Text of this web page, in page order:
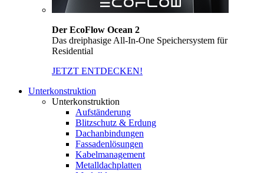
Der EcoFlow Ocean 2
Das dreiphasige All-In-One Speichersystem für
Residential
JETZT ENTDECKEN!
Unterkonstruktion
Unterkonstruktion
Aufständerung
Blitzschutz & Erdung
Dachanbindungen
Fassadenlösungen
Kabelmanagement
Metalldachplatten